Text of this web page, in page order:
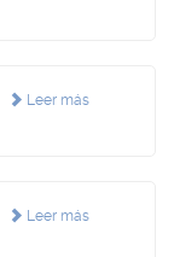
Leer más
Leer más